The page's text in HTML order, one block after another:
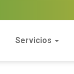
Servicios